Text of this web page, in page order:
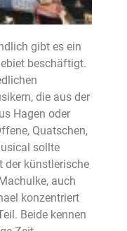
gibt es ein
beschäftigt.
die aus der
Hagen oder
Quatschen,
sollte
der künstlerische
auch
konzentriert
Beide kennen